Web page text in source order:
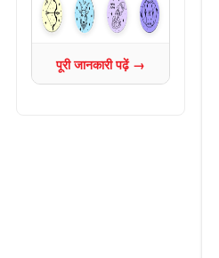
पूरी जानकारी पढ़ें →